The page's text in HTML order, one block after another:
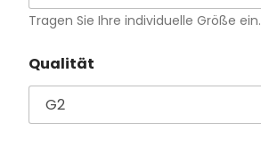
Branchen
Blog
Tragen Sie Ihre individuelle Größe ein.
Qualität